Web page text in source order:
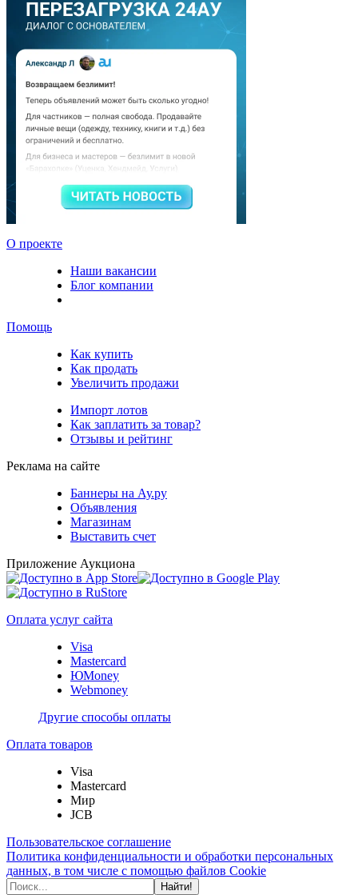
О проекте
Наши вакансии
Блог компании
Помощь
Как купить
Как продать
Увеличить продажи
Импорт лотов
Как заплатить за товар?
Отзывы и рейтинг
Реклама на сайте
Баннеры на Ау.ру
Объявления
Магазинам
Выставить счет
Приложение Аукциона
Оплата услуг сайта
Visa
Mastercard
ЮMoney
Webmoney
Другие способы оплаты
Оплата товаров
Visa
Mastercard
Мир
JCB
Пользовательское соглашение
Политика конфиденциальности и обработки персональных
данных, в том числе с помощью файлов Cookie
Найти!